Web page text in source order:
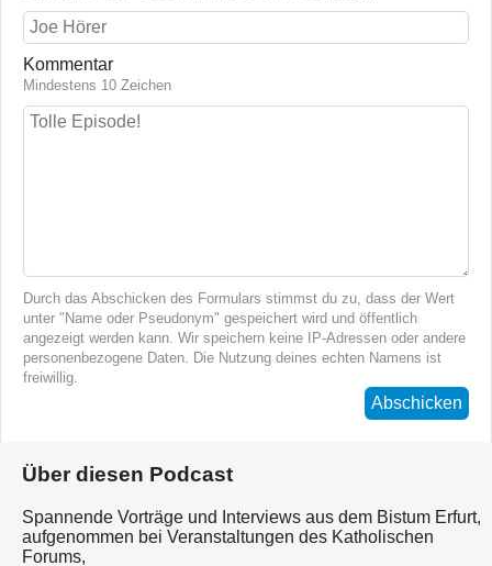
Kommentar
Mindestens 10 Zeichen
Durch das Abschicken des Formulars stimmst du zu, dass der Wert
unter "Name oder Pseudonym" gespeichert wird und öffentlich
angezeigt werden kann. Wir speichern keine IP-Adressen oder andere
personenbezogene Daten. Die Nutzung deines echten Namens ist
freiwillig.
Abschicken
Über diesen Podcast
Spannende Vorträge und Interviews aus dem Bistum Erfurt,
aufgenommen bei Veranstaltungen des Katholischen
Forums,